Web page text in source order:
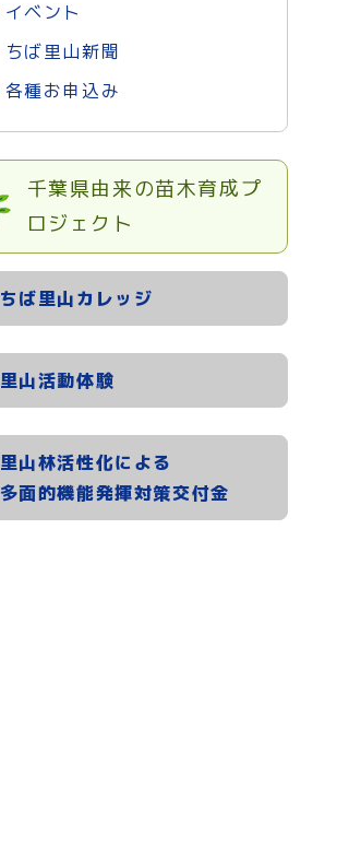
イベント
ちば里山新聞
各種お申込み
千葉県由来の苗木育成プ
ロジェクト
ちば里山カレッジ
里山活動体験
里山林活性化による
多面的機能発揮対策交付金